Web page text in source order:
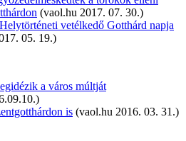
(vaol.hu 2017. 07. 30.)
vetélkedő Gotthárd napja
05. 19.)
a város múltját
is (vaol.hu 2016. 03. 31.)